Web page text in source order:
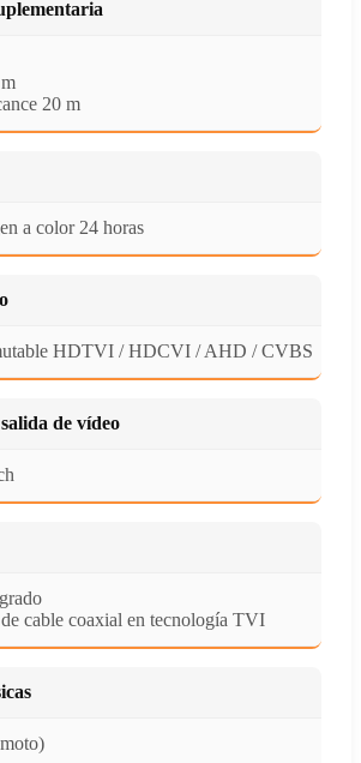
20 m
a color 24 horas
HDTVI / HDCVI / AHD / CVBS
de vídeo
cable coaxial en tecnología TVI